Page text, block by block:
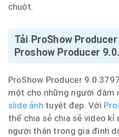
chuột.
Tải ProShow
Proshow Producer
ProShow Producer
một cho những người đàm
slide ảnh tuyệt đẹp. Với
thể chia sẻ chia sẻ video kỉ
người thân trong gia đình